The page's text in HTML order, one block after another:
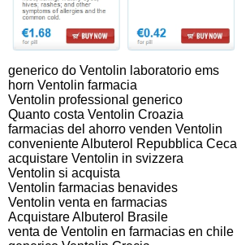
generico do Ventolin laboratorio ems
horn Ventolin farmacia
Ventolin professional generico
Quanto costa Ventolin Croazia
farmacias del ahorro venden Ventolin
conveniente Albuterol Repubblica Ceca
acquistare Ventolin in svizzera
Ventolin si acquista
Ventolin farmacias benavides
Ventolin venta en farmacias
Acquistare Albuterol Brasile
venta de Ventolin en farmacias en chile